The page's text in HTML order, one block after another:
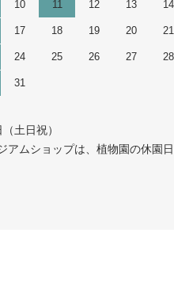
10 11 12 13 14
17 18 19 20 21
24 25 26 27 28
31
土日祝）
ムショップは、植物園の休園